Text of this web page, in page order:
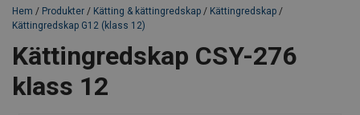
Hem / Produkter / Kätting & kättingredskap / Kättingredskap /
Kättingredskap G12 (klass 12)
Kättingredskap CSY-276
klass 12